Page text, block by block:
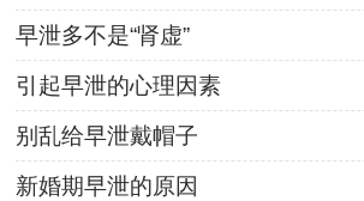
早泄多不是“肾虚”
引起早泄的心理因素
别乱给早泄戴帽子
新婚期早泄的原因